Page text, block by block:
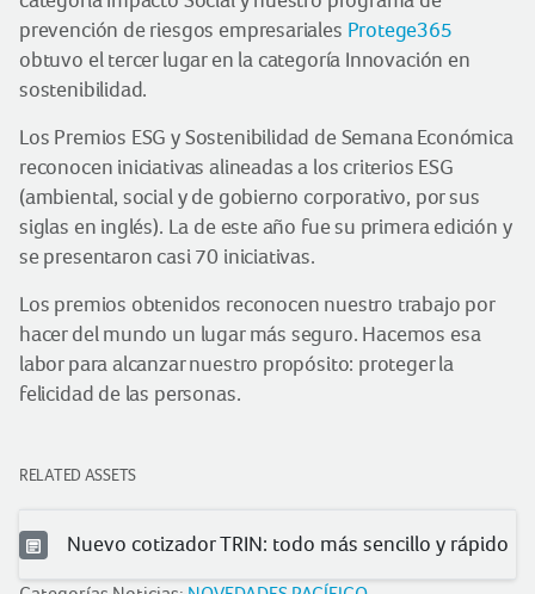
prevención de riesgos empresariales Protege365
obtuvo el tercer lugar en la categoría Innovación en
sostenibilidad.
Los Premios ESG y Sostenibilidad de Semana Económica
reconocen iniciativas alineadas a los criterios ESG
(ambiental, social y de gobierno corporativo, por sus
siglas en inglés). La de este año fue su primera edición y
se presentaron casi 70 iniciativas.
Los premios obtenidos reconocen nuestro trabajo por
hacer del mundo un lugar más seguro. Hacemos esa
labor para alcanzar nuestro propósito: proteger la
felicidad de las personas.
RELATED ASSETS
Nuevo cotizador TRIN: todo más sencillo y rápido